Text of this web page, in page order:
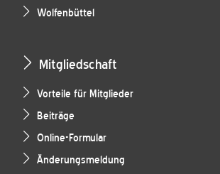
Wolfenbüttel
Mitgliedschaft
Vorteile für Mitglieder
Beiträge
Online-Formular
Änderungsmeldung